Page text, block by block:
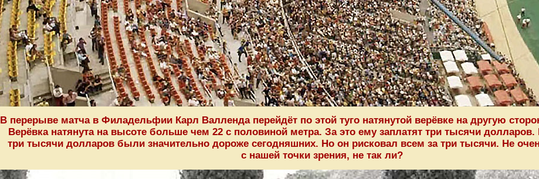
В перерыве матча в Филадельфии Карл Валленда перейдёт по этой туго натянутой верёвке на другую
Верёвка натянута на высоте больше чем 22 с половиной метра. За это ему заплатят три тысячи долларов.
три тысячи долларов были значительно дороже сегодняшних. Но он рисковал всем за три тысячи. Не
с нашей точки зрения, не так ли?